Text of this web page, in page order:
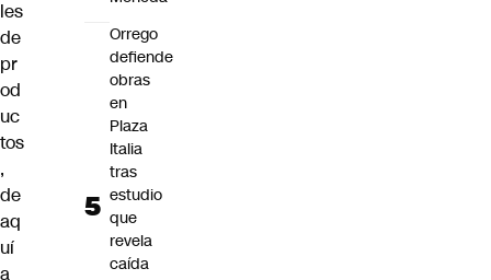
les
de
pr
od
uc
tos
,
de
aq
uí
a
Orrego
defiende
obras
en
Plaza
Italia
tras
estudio
que
revela
caída